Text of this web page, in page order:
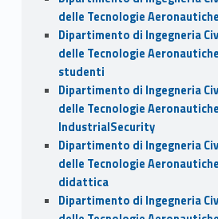
delle Tecnologie
Dipartimento di Ingegneria
delle Tecnologie
studenti
Dipartimento di Ingegneria
delle Tecnologie
IndustrialSecurity
Dipartimento di Ingegneria
delle Tecnologie
didattica
Dipartimento di Ingegneria